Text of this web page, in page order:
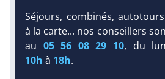
Dist. Distance:
< 100 m
Long.
Longueur:
13 km
Équipement :
Séjours, combinés,
à la carte... nos conseillers
au 05 56 08 29 10, du
10h à 18h.